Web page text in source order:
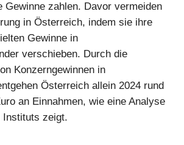
Gewinne zahlen. Davor vermeiden
in Österreich, indem sie ihre
Gewinne in
verschieben. Durch die
Konzerngewinnen in
Österreich allein 2024 rund
an Einnahmen, wie eine Analyse
Instituts zeigt.